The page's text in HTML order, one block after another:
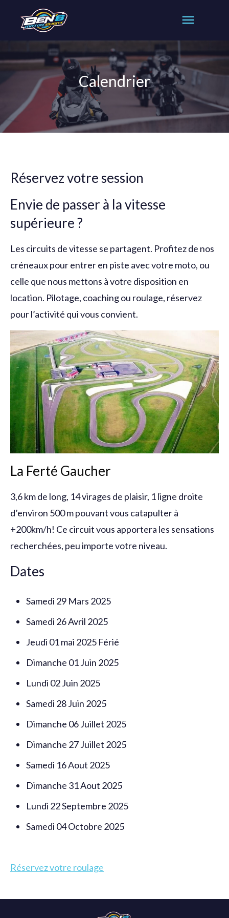
Calendrier
Réservez votre session
Envie de passer à la vitesse
supérieure ?
Les circuits de vitesse se partagent. Profitez de nos
créneaux pour entrer en piste avec votre moto, ou
celle que nous mettons à votre disposition en
location. Pilotage, coaching ou roulage, réservez
pour l’activité qui vous convient.
La Ferté Gaucher
3,6 km de long, 14 virages de plaisir, 1 ligne droite
d’environ 500 m pouvant vous catapulter à
+200km/h! Ce circuit vous apportera les sensations
recherchées, peu importe votre niveau.
Dates
Samedi 29 Mars 2025
Samedi 26 Avril 2025
Jeudi 01 mai 2025 Férié
Dimanche 01 Juin 2025
Lundi 02 Juin 2025
Samedi 28 Juin 2025
Dimanche 06 Juillet 2025
Dimanche 27 Juillet 2025
Samedi 16 Aout 2025
Dimanche 31 Aout 2025
Lundi 22 Septembre 2025
Samedi 04 Octobre 2025
Réservez votre roulage